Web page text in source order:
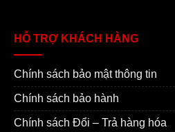
HỖ TRỢ KHÁCH HÀNG
Chính sách bảo mật thông tin
Chính sách bảo hành
Chính sách Đổi – Trả hàng hóa